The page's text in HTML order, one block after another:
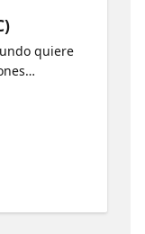
quiere
tus
que el
vectores,
y lo
y